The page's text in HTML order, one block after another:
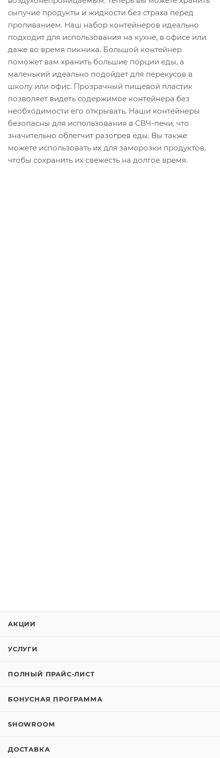
сыпучие продукты и жидкости без страха перед
проливанием. Наш набор контейнеров идеально
подходит для использования на кухне, в офисе или
даже во время пикника. Большой контейнер
поможет вам хранить большие порции еды, а
маленький идеально подойдет для перекусов в
школу или офис. Прозрачный пищевой пластик
позволяет видеть содержимое контейнера без
необходимости его открывать. Наши контейнеры
безопасны для использования в СВЧ-печи, что
значительно облегчит разогрев еды. Вы также
можете использовать их для заморозки продуктов,
чтобы сохранить их свежесть на долгое время.
АКЦИИ
УСЛУГИ
ПОЛНЫЙ ПРАЙС-ЛИСТ
БОНУСНАЯ ПРОГРАММА
SHOWROOM
ДОСТАВКА